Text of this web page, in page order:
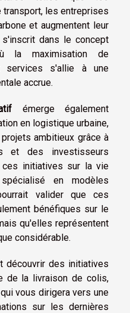
les entreprises
et augmentent leur
dans le concept
la maximisation de
services s'allie à une
accrue.
émerge également
en logistique urbaine,
ambitieux grâce à
et des investisseurs
initiatives sur la vie
en modèles
valider que ces
bénéfiques sur le
qu'elles représentent
considérable.
découvrir des initiatives
de la livraison de colis,
qui vous dirigera vers une
sur les dernières